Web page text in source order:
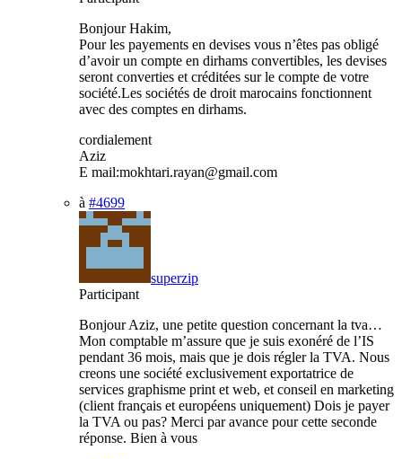
Bonjour Hakim,
Pour les payements en devises vous n’êtes pas obligé
d’avoir un compte en dirhams convertibles, les devises
seront converties et créditées sur le compte de votre
société.Les sociétés de droit marocains fonctionnent
avec des comptes en dirhams.
cordialement
Aziz
E mail:mokhtari.rayan@gmail.com
à #4699
superzip
Participant
Bonjour Aziz, une petite question concernant la tva…
Mon comptable m’assure que je suis exonéré de l’IS
pendant 36 mois, mais que je dois régler la TVA. Nous
creons une société exclusivement exportatrice de
services graphisme print et web, et conseil en marketing
(client français et européens uniquement) Dois je payer
la TVA ou pas? Merci par avance pour cette seconde
réponse. Bien à vous